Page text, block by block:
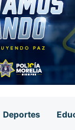
Deportes